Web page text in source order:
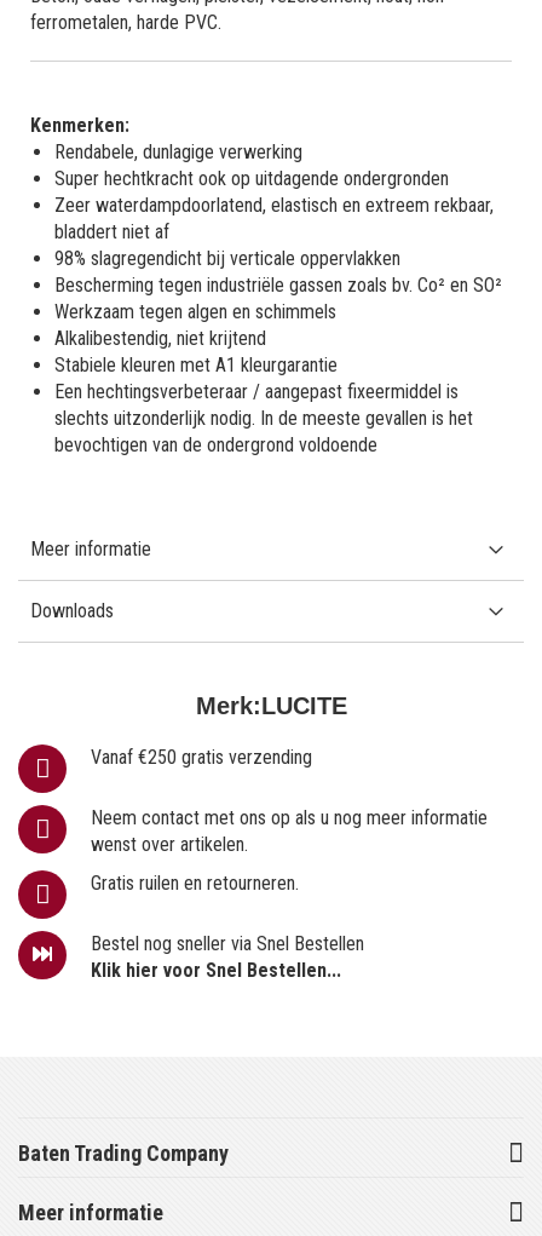
Merk:LUCITE
Vanaf €250 gratis verzending
Neem contact met ons op als u nog meer informatie
wenst over artikelen.
Gratis ruilen en retourneren.
Bestel nog sneller via Snel Bestellen
Klik hier voor Snel Bestellen...
ferrometalen, harde PVC.
Kenmerken:
Rendabele, dunlagige verwerking
Super hechtkracht ook op uitdagende ondergronden
Zeer waterdampdoorlatend, elastisch en extreem rekbaar,
bladdert niet af
98% slagregendicht bij verticale oppervlakken
Bescherming tegen industriële gassen zoals bv. Co² en SO²
Werkzaam tegen algen en schimmels
Alkalibestendig, niet krijtend
Stabiele kleuren met A1 kleurgarantie
Een hechtingsverbeteraar / aangepast fixeermiddel is
slechts uitzonderlijk nodig. In de meeste gevallen is het
bevochtigen van de ondergrond voldoende
Meer informatie
Downloads
Baten Trading Company
Meer informatie